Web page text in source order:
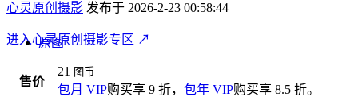
心灵原创摄影 发布于 2026-2-23 00:58:44
进入心灵原创摄影专区 ↗
原图
售价
21 图币
包月 VIP购买享 9 折， 包年 VIP购买享 8.5 折。